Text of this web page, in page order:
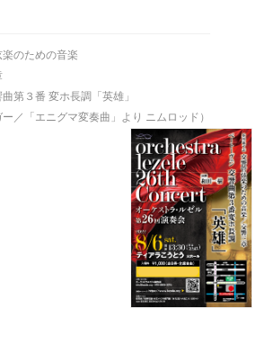
のための音楽
第３番 変ホ長調「英雄」
ー／「エニグマ変奏曲」より ニムロッド）